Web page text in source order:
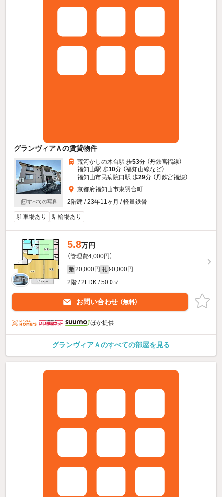
グランヴィアＡの賃貸物件
すべての写真
荒河かしの木台駅 歩53分 （丹鉄宮福線）
福知山駅 歩10分 （福知山線など）
福知山市民病院口駅 歩29分 （丹鉄宮福線）
京都府福知山市東羽合町
2階建 / 23年11ヶ月 / 軽量鉄骨
駐車場あり 駐輪場あり
5.8万円
（管理費4,000円）
敷 20,000円 礼 90,000円
2階 / 2LDK / 50.0㎡
お問い合わせ （無料）
ほか提供
グランヴィアＡのすべての部屋を見る